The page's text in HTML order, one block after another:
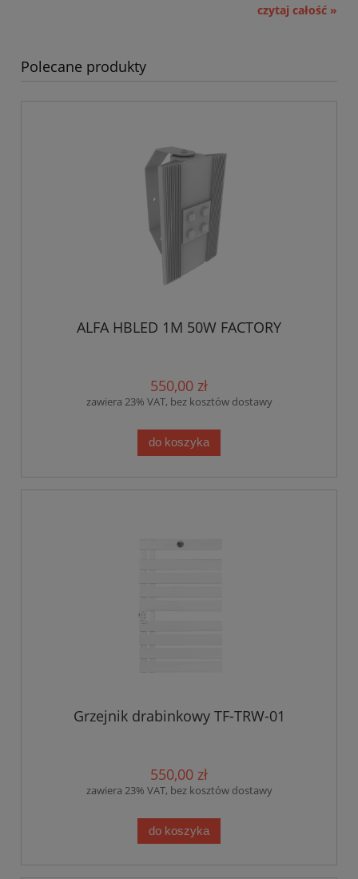
czytaj całość »
Polecane produkty
ALFA HBLED 1M 50W FACTORY
550,00 zł
zawiera 23% VAT, bez kosztów dostawy
do koszyka
Grzejnik drabinkowy TF-TRW-01
550,00 zł
zawiera 23% VAT, bez kosztów dostawy
do koszyka